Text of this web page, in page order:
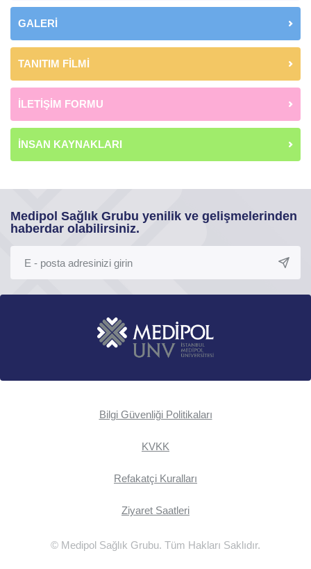
GALERİ
TANITIM FİLMİ
İLETİŞİM FORMU
İNSAN KAYNAKLARI
Medipol Sağlık Grubu yenilik ve gelişmelerinden
haberdar olabilirsiniz.
Bilgi Güvenliği Politikaları
KVKK
Refakatçi Kuralları
Ziyaret Saatleri
© Medipol Sağlık Grubu. Tüm Hakları Saklıdır.